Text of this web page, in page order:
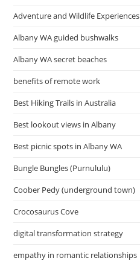
Adventure and Wildlife Experiences
Albany WA guided bushwalks
Albany WA secret beaches
benefits of remote work
Best Hiking Trails in Australia
Best lookout views in Albany
Best picnic spots in Albany WA
Bungle Bungles (Purnululu)
Coober Pedy (underground town)
Crocosaurus Cove
digital transformation strategy
empathy in romantic relationships